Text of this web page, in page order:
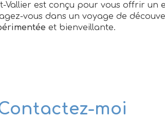
Vallier est conçu pour vous offrir un
vous dans un voyage de
et bienveillante.
moi